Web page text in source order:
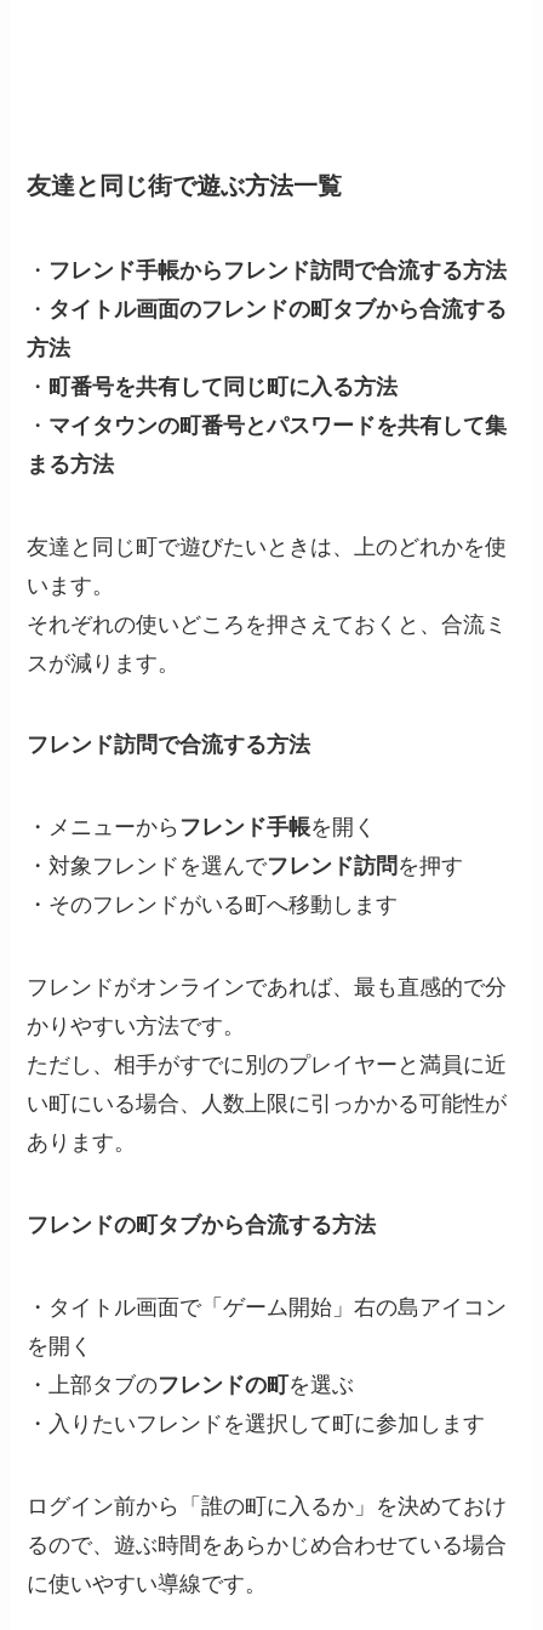
友達と同じ街で遊ぶ方法一覧
・ フレンド手帳からフレンド訪問で合流する方法
・ タイトル画面のフレンドの町タブから合流する
方法
・ 町番号を共有して同じ町に入る方法
・ マイタウンの町番号とパスワードを共有して集
まる方法
友達と同じ町で遊びたいときは、上のどれかを使
います。
それぞれの使いどころを押さえておくと、合流ミ
スが減ります。
フレンド訪問で合流する方法
・メニューから フレンド手帳を開く
・対象フレンドを選んでフレンド訪問 を押す
・そのフレンドがいる町へ移動します
フレンドがオンラインであれば、最も直感的で分
かりやすい方法です。
ただし、相手がすでに別のプレイヤーと満員に近
い町にいる場合、人数上限に引っかかる可能性が
あります。
フレンドの町タブから合流する方法
・タイトル画面で「ゲーム開始」右の島アイコン
を開く
・上部タブのフレンドの町を選ぶ
・入りたいフレンドを選択して町に参加します
ログイン前から「誰の町に入るか」を決めておけ
るので、遊ぶ時間をあらかじめ合わせている場合
に使いやすい導線です。